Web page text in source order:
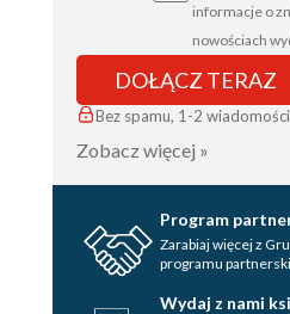
informacje o
nowościach
DOŁĄCZ TERAZ
Bez spamu, 1-2
Zobacz więcej »
Program
Zarabiaj więcej z
programu
Wydaj z nami